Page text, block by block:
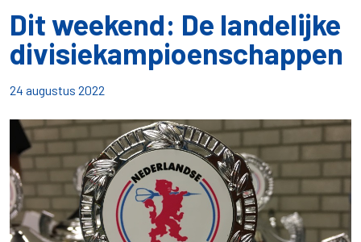
Dit weekend: De landelijke
divisiekampioenschappen
24 augustus 2022